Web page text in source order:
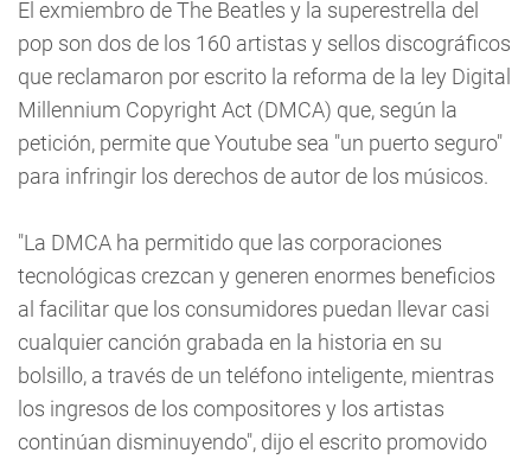
El exmiembro de The Beatles y la superestrella del
pop son dos de los 160 artistas y sellos discográficos
que reclamaron por escrito la reforma de la ley Digital
Millennium Copyright Act (DMCA) que, según la
petición, permite que Youtube sea "un puerto seguro"
para infringir los derechos de autor de los músicos.
"La DMCA ha permitido que las corporaciones
tecnológicas crezcan y generen enormes beneficios
al facilitar que los consumidores puedan llevar casi
cualquier canción grabada en la historia en su
bolsillo, a través de un teléfono inteligente, mientras
los ingresos de los compositores y los artistas
continúan disminuyendo", dijo el escrito promovido